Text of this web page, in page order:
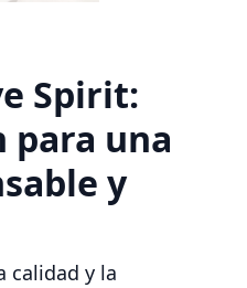
Spirit:
para una
y
calidad y la